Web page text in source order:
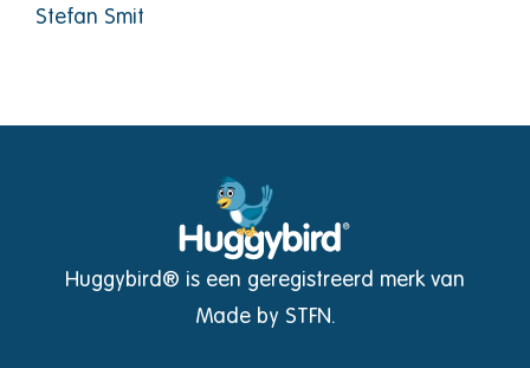
Stefan Smit
Huggybird® is een geregistreerd merk van
Made by STFN.